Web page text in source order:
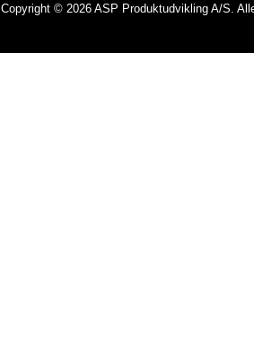
Copyright © 2026 ASP Produktudvikling A/S.